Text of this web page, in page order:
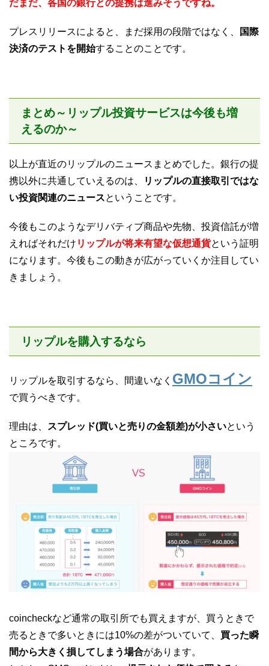
だまだ、各国の銀行との提携は進みそうですね。
プレスリリースによると、まだ採用の段階ではなく、
国際
決済のテストを開始することのことです。
まとめ～リップル投資サービスは今後も増
えるのか～
以上が直近のリップルのニュースまとめでした。銀行の提
携以外に共通していえるのは、
リップルの直接取引ではな
い投資関連のニュースということです。
今後もこのようなデリバティブ商品や先物、投資信託が増
えればそれだけ リップルが将来有望な仮想通貨という証明
になります。今後もこの動きが広がっていくか注目してい
きましょう。
リップルを購入するなら
リップルを取引するなら、間違いなく GMOコイン
で買うべきです。
理由は、 スプレッド(買いと売りの金額差)が小さいという
ところです。
coincheckなど通常の取引所でも買えますが、買うときで
売るときで多いときには10%の差がついていて、 買った瞬
間から大きく損してしまう場合があります。